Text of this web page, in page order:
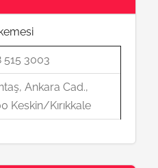
515 3003
Ankara Cad.,
Keskin/Kırıkkale